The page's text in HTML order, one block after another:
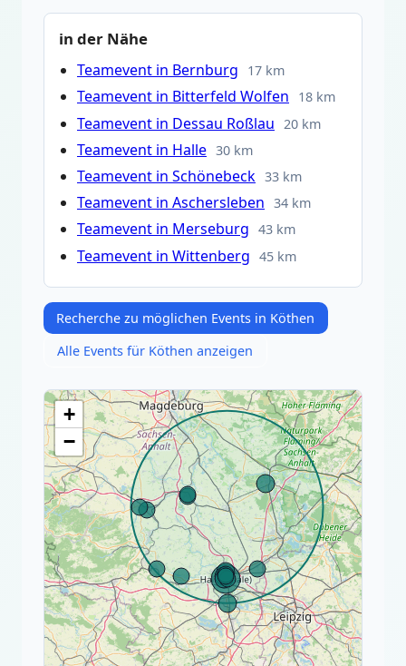
in der Nähe
Teamevent in Bernburg 17 km
Teamevent in Bitterfeld Wolfen 18 km
Teamevent in Dessau Roßlau 20 km
Teamevent in Halle 30 km
Teamevent in Schönebeck 33 km
Teamevent in Aschersleben 34 km
Teamevent in Merseburg 43 km
Teamevent in Wittenberg 45 km
Recherche zu möglichen Events in Köthen
Alle Events für Köthen anzeigen
+
−